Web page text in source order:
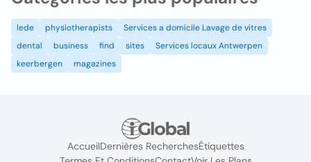
lede physiotherapists
Services a domicile Lavage de vitres
dental
business find sites
Services locaux Antwerpen
keerbergen
magazines
AccueilDernières RecherchesÉtiquettes